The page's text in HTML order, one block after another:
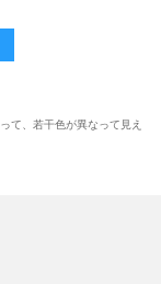
て、若干色が異なって見え